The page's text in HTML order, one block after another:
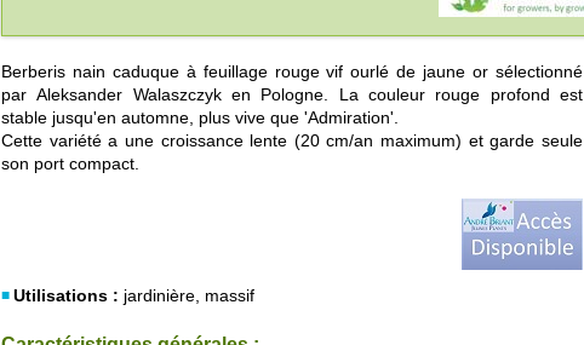
Berberis nain caduque à feuillage rouge vif ourlé de jaune or sélectionné
par Aleksander Walaszczyk en Pologne. La couleur rouge profond est
stable jusqu'en automne, plus vive que 'Admiration'.
Cette variété a une croissance lente (20 cm/an maximum) et garde seule
son port compact.
Utilisations : jardinière, massif